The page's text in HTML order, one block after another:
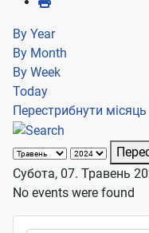
By Year
By Month
By Week
Today
Перестрибнути місяць
Субота, 07. Травень
No events were found